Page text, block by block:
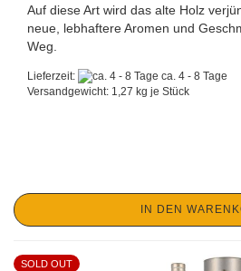
Auf diese Art wird das alte Holz
neue, lebhaftere Aromen und
Weg.
Lieferzeit:
ca. 4 - 8 Tage
Versandgewicht: 1,27 kg je Stück
IN DEN
SOLD OUT